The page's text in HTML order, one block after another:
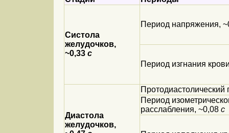
Систола
желудочков,
~0,33 с
Период напряжения,
Период изгнания
Диастола
желудочков,
Период
расслабления, ~0,08 с